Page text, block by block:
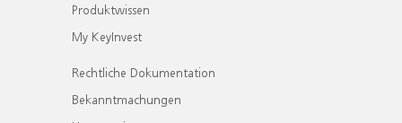
Produktwissen
My KeyInvest
Rechtliche Dokumentation
Bekanntmachungen